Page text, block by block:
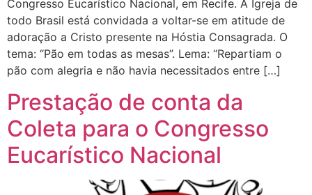
Congresso Eucarístico Nacional, em Recife. A Igreja de
todo Brasil está convidada a voltar-se em atitude de
adoração a Cristo presente na Hóstia Consagrada. O
tema: “Pão em todas as mesas”. Lema: “Repartiam o
pão com alegria e não havia necessitados entre […]
Prestação de conta da
Coleta para o Congresso
Eucarístico Nacional